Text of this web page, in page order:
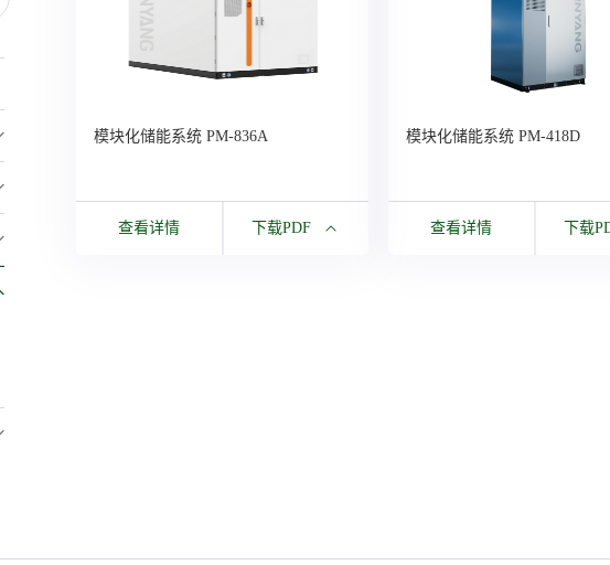
模块化储能系统 PM-836A
查看详情 下载PDF
模块化储能系统 PM-418D
查看详情 下载